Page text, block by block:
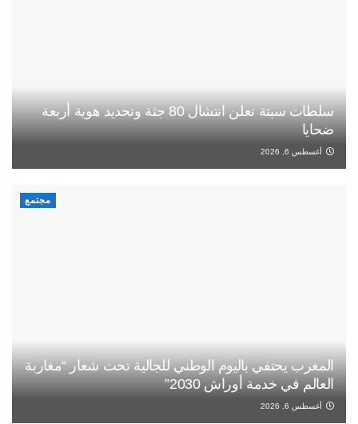
سلطات سبتة تعلن انتشال 80 جثة وتحديد هوية أربعة
ضحايا
أغسطس 6, 2026
مجتمع
المغرب يحتفي باليوم الوطني للجالية تحت شعار “مغاربة
العالم في خدمة أوراش 2030”
أغسطس 6, 2026